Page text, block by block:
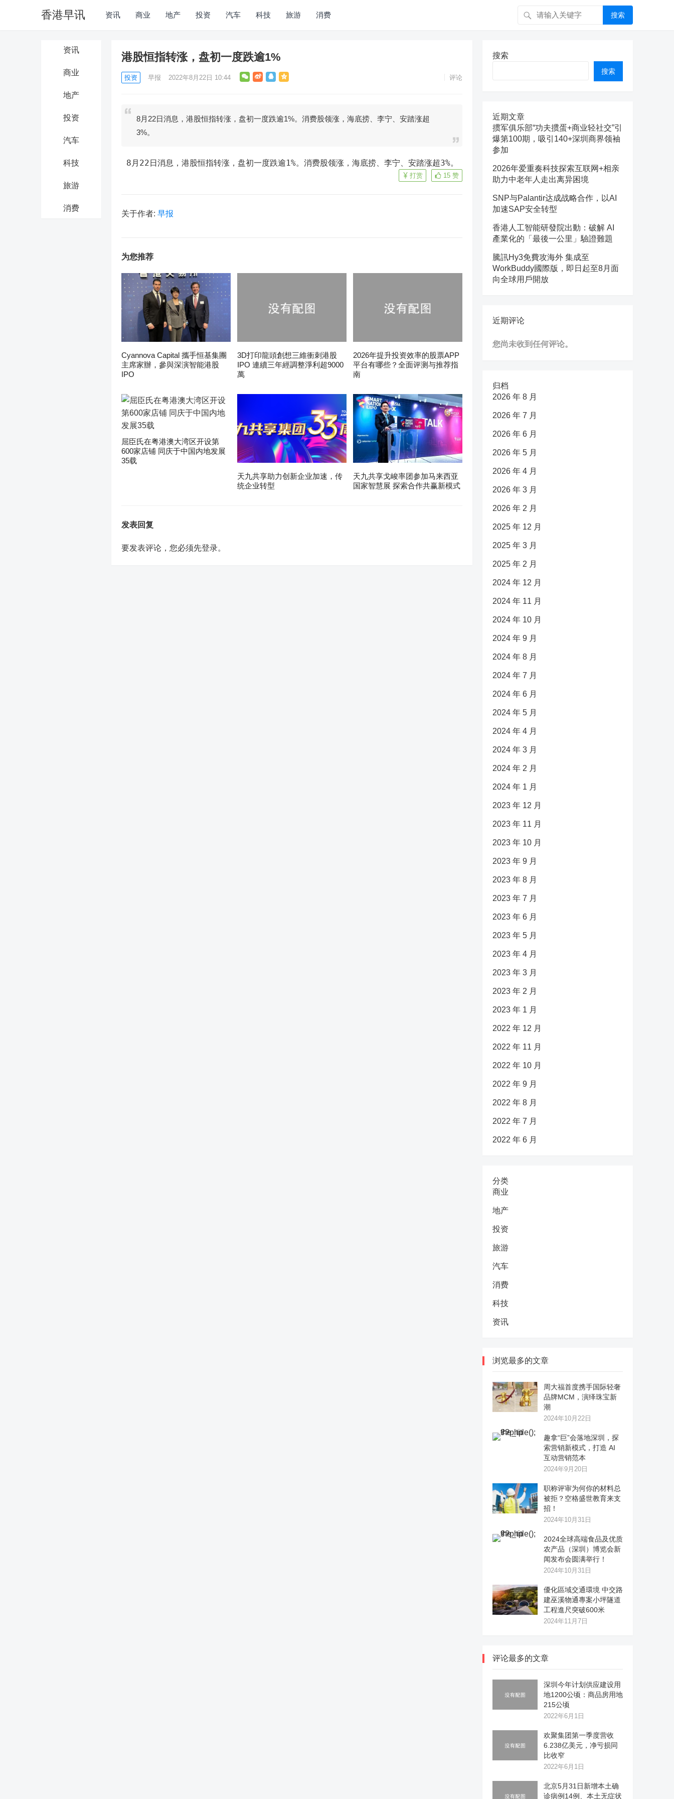
香港早讯 资讯 商业 地产 投资 汽车 科技 旅游 消费 搜索
资讯
商业
地产
投资
汽车
科技
旅游
消费
港股恒指转涨，盘初一度跌逾1%
投资 早报 2022年8月22日 10:44 评论
8月22日消息，港股恒指转涨，盘初一度跌逾1%。消费股领涨，海底捞、李宁、安踏涨超
3%。
8月22日消息，港股恒指转涨，盘初一度跌逾1%。消费股领涨，海底捞、李宁、安踏涨超3%。
15 赞
打赏
关于作者: 早报
为您推荐
Cyannova Capital 攜手恒基集團
主席家辦，參與深演智能港股
IPO
3D打印龍頭創想三維衝刺港股
IPO 連續三年經調整淨利超9000
萬
2026年提升投资效率的股票APP
平台有哪些？全面评测与推荐指
南
屈臣氏在粤港澳大湾区开设第
600家店铺 同庆于中国内地发展
35载
天九共享助力创新企业加速，传
统企业转型
天九共享戈峻率团参加马来西亚
国家智慧展 探索合作共赢新模式
发表回复
要发表评论，您必须先登录。
搜索
搜索
近期文章
掼军俱乐部“功夫掼蛋+商业轻社交”引
爆第100期，吸引140+深圳商界领袖
参加
2026年爱重奏科技探索互联网+相亲
助力中老年人走出离异困境
SNP与Palantir达成战略合作，以AI
加速SAP安全转型
香港人工智能研發院出動：破解 AI
產業化的「最後一公里」驗證難題
騰訊Hy3免費攻海外 集成至
WorkBuddy國際版，即日起至8月面
向全球用戶開放
近期评论
您尚未收到任何评论。
归档
2026 年 8 月
2026 年 7 月
2026 年 6 月
2026 年 5 月
2026 年 4 月
2026 年 3 月
2026 年 2 月
2025 年 12 月
2025 年 3 月
2025 年 2 月
2024 年 12 月
2024 年 11 月
2024 年 10 月
2024 年 9 月
2024 年 8 月
2024 年 7 月
2024 年 6 月
2024 年 5 月
2024 年 4 月
2024 年 3 月
2024 年 2 月
2024 年 1 月
2023 年 12 月
2023 年 11 月
2023 年 10 月
2023 年 9 月
2023 年 8 月
2023 年 7 月
2023 年 6 月
2023 年 5 月
2023 年 4 月
2023 年 3 月
2023 年 2 月
2023 年 1 月
2022 年 12 月
2022 年 11 月
2022 年 10 月
2022 年 9 月
2022 年 8 月
2022 年 7 月
2022 年 6 月
分类
商业
地产
投资
旅游
汽车
消费
科技
资讯
浏览最多的文章
周大福首度携手国际轻奢
品牌MCM，演绎珠宝新
潮
2024年10月22日
趣拿“巨”会落地深圳，探
索营销新模式，打造 AI
互动营销范本
2024年9月20日
职称评审为何你的材料总
被拒？空格盛世教育来支
招！
2024年10月31日
2024全球高端食品及优质
农产品（深圳）博览会新
闻发布会圆满举行！
2024年10月31日
優化區域交通環境 中交路
建巫溪物通專案小坪隧道
工程進尺突破600米
2024年11月7日
评论最多的文章
深圳今年计划供应建设用
地1200公顷：商品房用地
215公顷
2022年6月1日
欢聚集团第一季度营收
6.238亿美元，净亏损同
比收窄
2022年6月1日
北京5月31日新增本土确
诊病例14例、本土无症状